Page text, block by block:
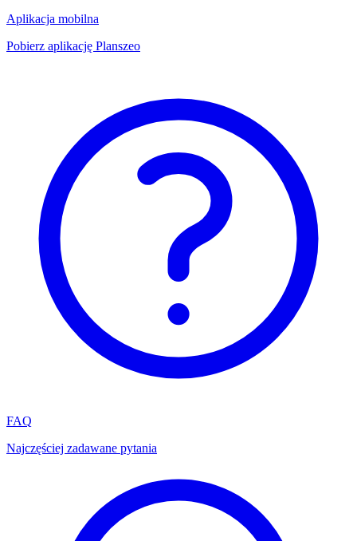
Aplikacja mobilna
Pobierz aplikację Planszeo
FAQ
Najczęściej zadawane pytania